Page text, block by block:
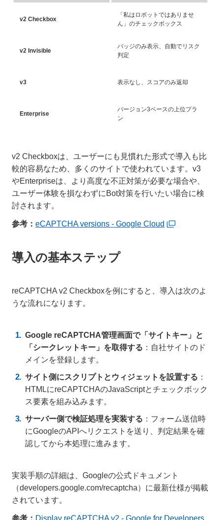
v2 Checkbox
「私はロボットではありませ
ん」のチェックボックス
v2 Invisible
バッジのみ表示、自動でリスク
判定
v3 表示なし、スコアのみ返却
Enterprise
バージョン3ベースの上位プラ
ン
v2 Checkboxは、ユーザーにも見慣れた形式で導入も比
較的容易なため、多くのサイトで使われています。v3
やEnterpriseは、より高度な不正対策が必要な場合や、
ユーザー体験を損なわずにBot対策を行いたい場合に検
討されます。
参考： eCAPTCHA versions - Google Cloud
導入の基本ステップ
reCAPTCHA v2 Checkboxを例にすると、導入は次のよ
うな流れになります。
Google reCAPTCHA管理画面で「サイトキー」と
「シークレットキー」を取得する ：自社サイトのド
メインを登録します。
サイト側にスクリプトとウィジェットを設置する ：
HTMLにreCAPTCHAのJavaScriptとチェックボック
ス要素を組み込みます。
サーバー側で検証処理を実装する ：フォーム送信時
にGoogleのAPIへリクエストを送り、判定結果を確
認してから本処理に進みます。
実装手順の詳細は、Googleの公式ドキュメント
（developers.google.com/recaptcha）に最新仕様が掲載
されています。
参考： Display reCAPTCHA v2 - Google for Developers